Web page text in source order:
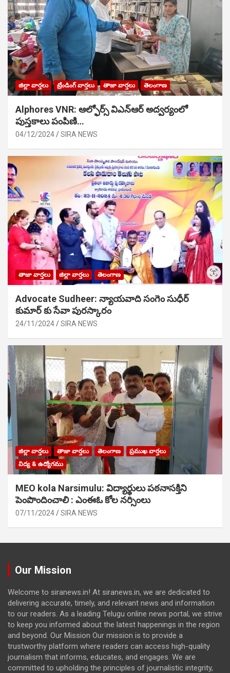
జిల్లా వార్తలు ట్రేండింగ్ వార్తలు తాజా వార్తలు తెలంగాణ
Alphores VNR: ఆల్ఫోర్స్ విఎన్ఆర్ అద్వర్యంలో
పుస్తకాలు పంపిణి…
04/12/2024 SIRA NEWS
తాజా వార్తలు జిల్లా వార్తలు తెలంగాణ
Advocate Sudheer: న్యాయవాది సంగెం సుధీర్
కుమార్ కు సేవా పురస్కారం
24/11/2024 SIRA NEWS
జిల్లా వార్తలు తాజా వార్తలు తెలంగాణ
ప్రముఖ వార్తలు
విద్య & ఉద్యోగము
MEO kola Narsimulu: విద్యార్థులు పఠ‌నాసక్తిని
పెంపొందించాలి : ఎంఈఓ కోల నర్సింలు
07/11/2024 SIRA NEWS
Our Mission
Welcome to siranews.in! At siranews.in, we are dedicated to
delivering accurate, timely, and relevant news and information
to our readers. As a leading Telugu online news portal, we strive
to keep you informed about the latest happenings in the region
and beyond. Our Mission Our mission is to provide a
trustworthy platform where readers can access high-quality
journalism that informs, educates, and engages. We are
committed to upholding the principles of journalistic integrity,